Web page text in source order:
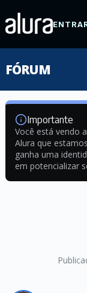
FÓRUM
Importante
Você está vendo
Alura que
ganha uma
em potencializar